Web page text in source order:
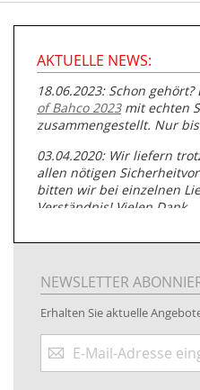
AKTUELLE NEWS:
18.06.2023: Schon
of Bahco 2023mit echten
zusammengestellt. Nur
03.04.2020: Wir liefern
allen nötigen
bitten wir bei einzelnen
Verständnis! Vielen Dank.
05.07.2019: Neuester
Rohrbearbeitung
01.06.2019: Individuell
www.kabeltrommeln-
04.11.2018:
NEWSLETTER
Erhalten Sie aktuelle
zum